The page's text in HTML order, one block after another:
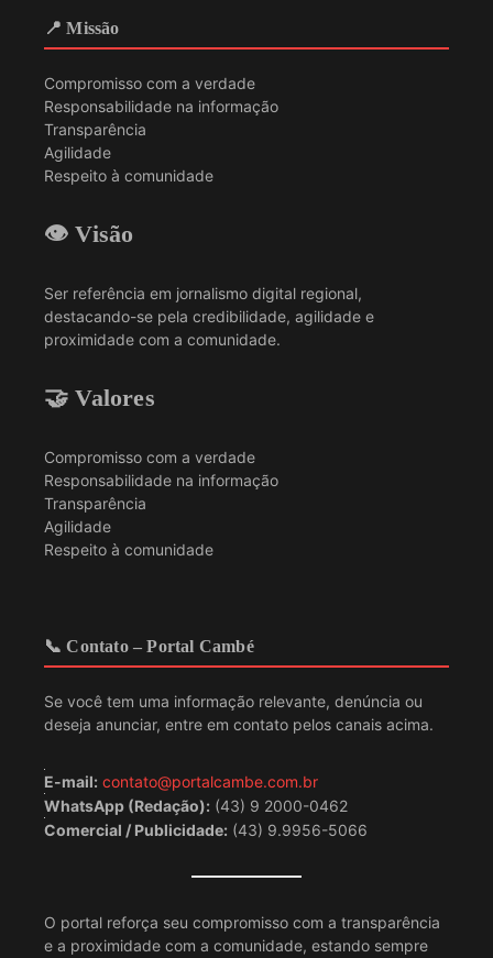
📍 Missão
Compromisso com a verdade
Responsabilidade na informação
Transparência
Agilidade
Respeito à comunidade
👁️ Visão
Ser referência em jornalismo digital regional,
destacando-se pela credibilidade, agilidade e
proximidade com a comunidade.
🤝 Valores
Compromisso com a verdade
Responsabilidade na informação
Transparência
Agilidade
Respeito à comunidade
📞 Contato – Portal Cambé
Se você tem uma informação relevante, denúncia ou
deseja anunciar, entre em contato pelos canais acima.
E-mail: contato@portalcambe.com.br
WhatsApp (Redação): (43) 9 2000-0462
Comercial / Publicidade: (43) 9.9956-5066
O portal reforça seu compromisso com a transparência
e a proximidade com a comunidade, estando sempre